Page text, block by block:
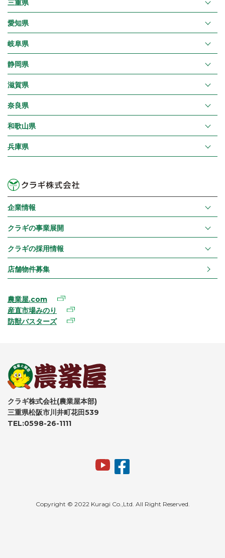
三重県
愛知県
岐阜県
静岡県
滋賀県
奈良県
和歌山県
兵庫県
企業情報
クラギの事業展開
クラギの採用情報
店舗物件募集
農業屋.com
産直市場みのり
防獣バスターズ
クラギ株式会社(農業屋本部)
三重県松阪市川井町花田539
TEL:0598-26-1111
Copyright © 2022 Kuragi Co.,Ltd. All Right Reserved.